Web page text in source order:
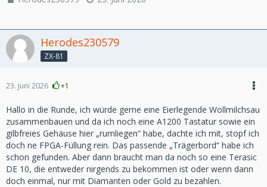
Herodes230579
ZX-81
23. Juni 2026 +1
Hallo in die Runde, ich würde gerne eine Eierlegende Wollmilchsau
zusammenbauen und da ich noch eine A1200 Tastatur sowie ein
gilbfreies Gehäuse hier „rumliegen“ habe, dachte ich mit, stopf ich
doch ne FPGA-Füllung rein. Das passende „Trägerbord“ habe ich
schon gefunden. Aber dann braucht man da noch so eine Terasic
DE 10, die entweder nirgends zu bekommen ist oder wenn dann
doch einmal, nur mit Diamanten oder Gold zu bezahlen.